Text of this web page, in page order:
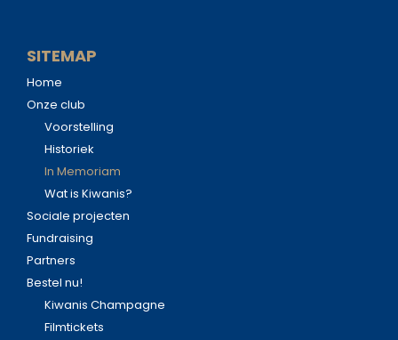
SITEMAP
Home
Onze club
Voorstelling
Historiek
In Memoriam
Wat is Kiwanis?
Sociale projecten
Fundraising
Partners
Bestel nu!
Kiwanis Champagne
Filmtickets